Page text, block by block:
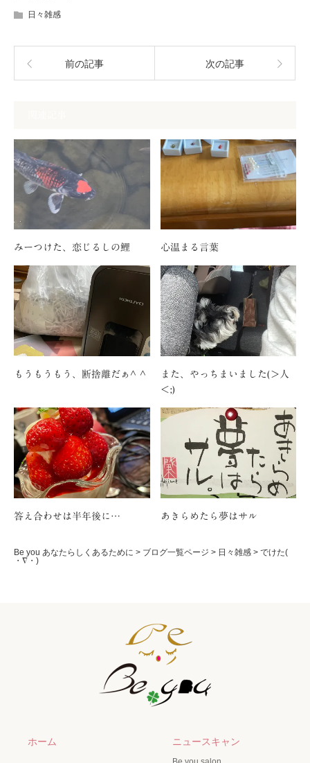
日々雑感
前の記事 次の記事
みーつけた、恋じるしの鯉 心温まる言葉
もうもうもう、断捨離だぁ^ ^
また、やっちまいました(＞人
＜;)
答え合わせは半年後に… あきらめたら夢はサル
Be you あなたらしくあるために > ブログ一覧ページ > 日々雑感 > でけた(
・∇・)
ホーム ニュースキャン